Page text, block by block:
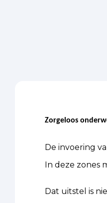
Zorgeloos
De invoering
In deze zones
Dat uitstel is